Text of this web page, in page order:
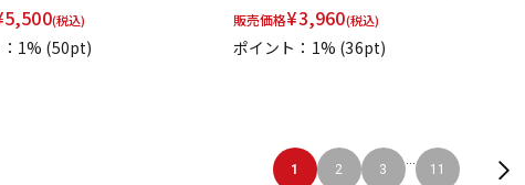
5,500(税込)
1% (50pt)
販売価格¥3,960(税込)
ポイント：1% (36pt)
1 2 3 11